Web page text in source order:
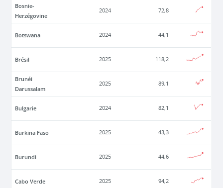
Bosnie-
Herzégovine
2024 72,8
Botswana 2024 44,1
Brésil 2025 118,2
Brunéi
Darussalam
2025 89,1
Bulgarie 2024 82,1
Burkina Faso 2025 43,3
Burundi 2025 44,6
Cabo Verde 2025 94,2